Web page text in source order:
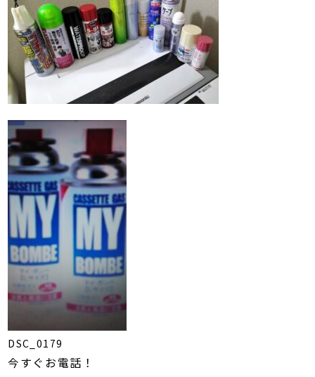
DSC_0179
今すぐお電話！